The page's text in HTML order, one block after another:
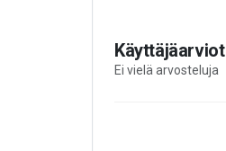
Käyttäjäarviot
Ei vielä arvosteluja